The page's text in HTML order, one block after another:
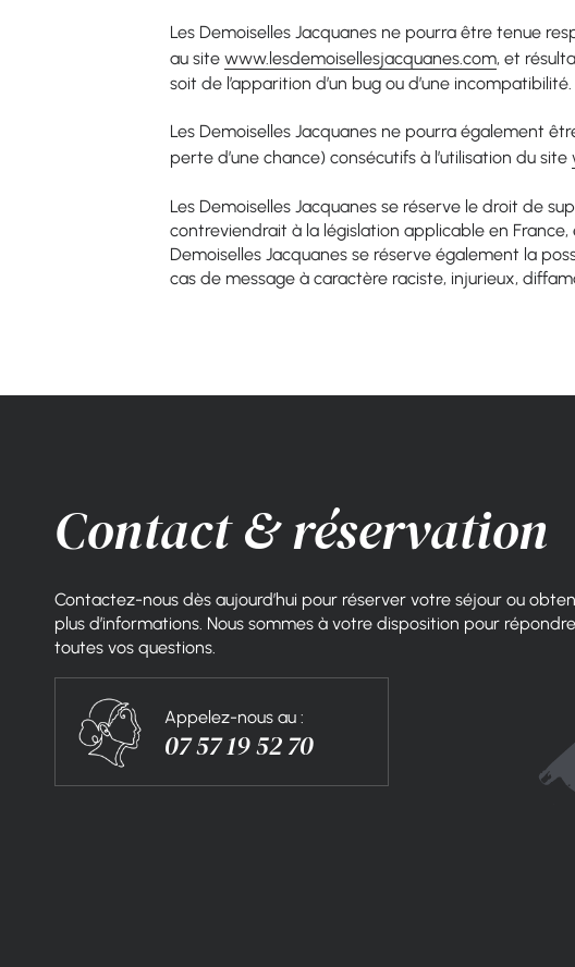
Les Demoiselles Jacquanes ne pourra être tenue
au sitewww.lesdemoisellesjacquanes.com, et
soit de l’apparition d’un bug ou d’une incompatibilité.
Les Demoiselles Jacquanes ne pourra également
perte d’une chance) consécutifs à l’utilisation du site
Les Demoiselles Jacquanes se réserve le droit de
contreviendrait à la législation applicable en
Demoiselles Jacquanes se réserve également la
cas de message à caractère raciste, injurieux,
Contact & réservation
Contactez-nous dès aujourd’hui pour réserver votre séjour ou
plus d’informations. Nous sommes à votre disposition pour
toutes vos questions.
Appelez-nous au :
07 57 19 52 70